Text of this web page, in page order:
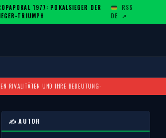
1977: POKALSIEGER DER
TRIUMPH
DE
RSS
↗
RIVALITÄTEN UND IHRE BEDEUTUNG ·
✍️ AUTOR